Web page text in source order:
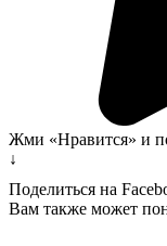
Жми «Нравится» и
↓
Поделиться на
Вам также может